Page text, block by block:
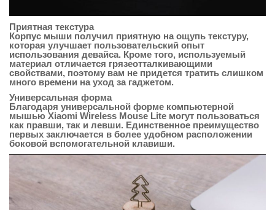
Приятная текстура
Корпус мыши получил приятную на ощупь текстуру,
которая улучшает пользовательский опыт
использования девайса. Кроме того, используемый
материал отличается грязеотталкивающими
свойствами, поэтому вам не придется тратить слишком
много времени на уход за гаджетом.
Универсальная форма
Благодаря универсальной форме компьютерной
мышью Xiaomi Wireless Mouse Lite могут пользоваться
как правши, так и левши. Единственное преимущество
первых заключается в более удобном расположении
боковой вспомогательной клавиши.